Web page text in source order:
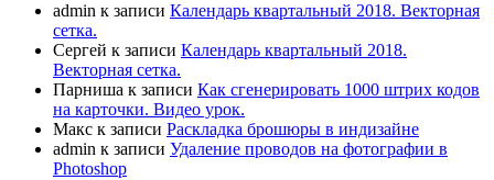
admin к записи Календарь квартальный 2018. Векторная
сетка.
Сергей к записи Календарь квартальный 2018.
Векторная сетка.
Парниша к записи Как сгенерировать 1000 штрих кодов
на карточки. Видео урок.
Макс к записи Раскладка брошюры в индизайне
admin к записи Удаление проводов на фотографии в
Photoshop